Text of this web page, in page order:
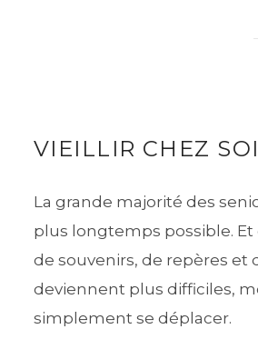
VIEILLIR CHEZ
La grande majorité des
plus longtemps possible.
de souvenirs, de repères et
deviennent plus difficiles,
simplement se déplacer.